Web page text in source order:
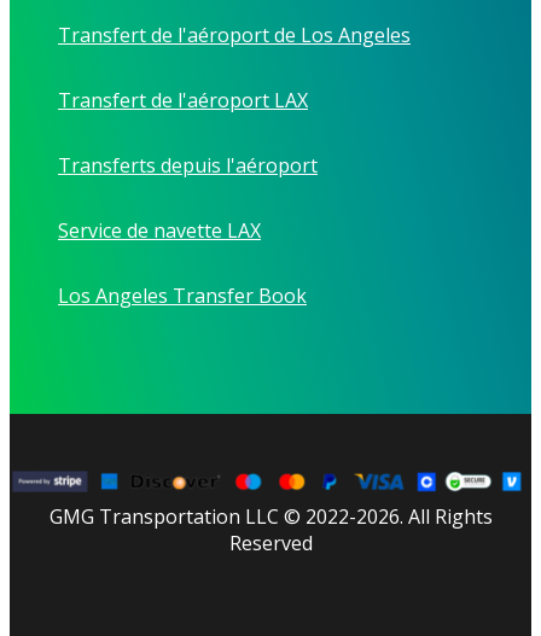
Transfert de l'aéroport de Los Angeles
Transfert de l'aéroport LAX
Transferts depuis l'aéroport
Service de navette LAX
Los Angeles Transfer Book
GMG Transportation LLC © 2022-2026. All Rights
Reserved